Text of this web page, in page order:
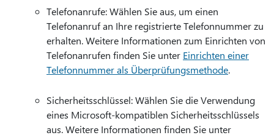
Telefonanrufe: Wählen Sie aus, um einen
Telefonanruf an Ihre registrierte Telefonnummer zu
erhalten. Weitere Informationen zum Einrichten von
Telefonanrufen finden Sie unter Einrichten einer
Telefonnummer als Überprüfungsmethode.
Sicherheitsschlüssel: Wählen Sie die Verwendung
eines Microsoft-kompatiblen Sicherheitsschlüssels
aus. Weitere Informationen finden Sie unter